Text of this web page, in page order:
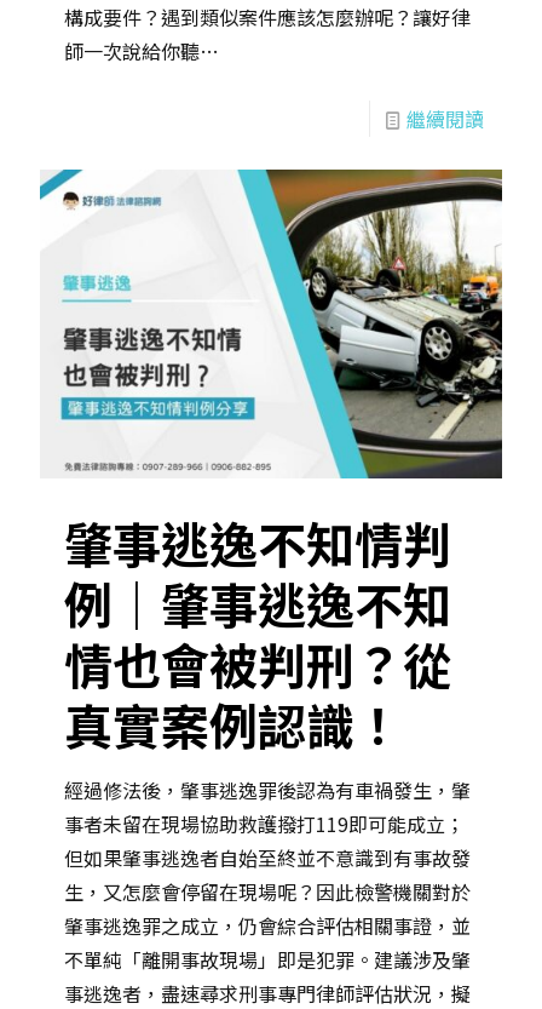
構成要件？遇到類似案件應該怎麼辦呢？讓好律
師一次說給你聽…
繼續閱讀
肇事逃逸不知情判
例｜肇事逃逸不知
情也會被判刑？從
真實案例認識！
經過修法後，肇事逃逸罪後認為有車禍發生，肇
事者未留在現場協助救護撥打119即可能成立；
但如果肇事逃逸者自始至終並不意識到有事故發
生，又怎麼會停留在現場呢？因此檢警機關對於
肇事逃逸罪之成立，仍會綜合評估相關事證，並
不單純「離開事故現場」即是犯罪。建議涉及肇
事逃逸者，盡速尋求刑事專門律師評估狀況，擬